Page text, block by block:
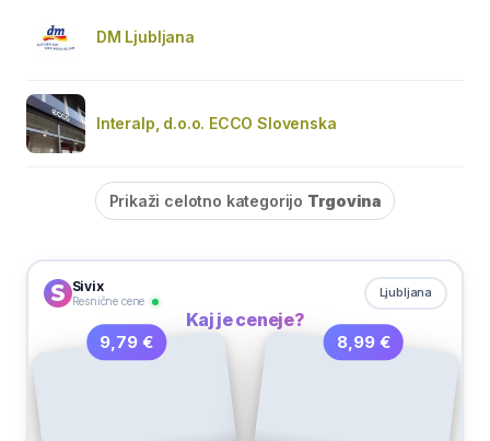
DM Ljubljana
Interalp, d.o.o. ECCO Slovenska
Prikaži celotno kategorijo Trgovina
Sivix
Resnične cene
Ljubljana
Kaj je ceneje?
9,79 € 8,99 €